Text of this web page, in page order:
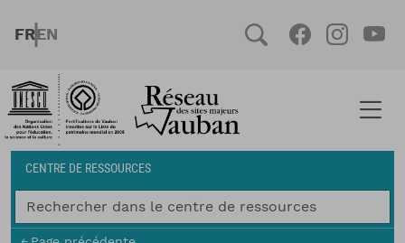
FRENCH
ENGLISH
Social
Fil d'Ariane
CENTRE DE RESSOURCES